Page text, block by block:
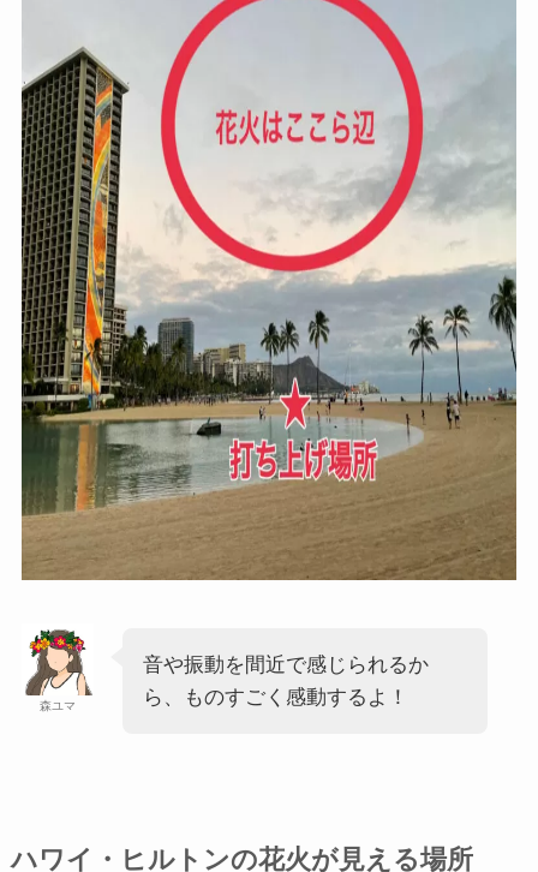
森ユマ
音や振動を間近で感じられるか
ら、ものすごく感動するよ！
ハワイ・ヒルトンの花火が見える場所